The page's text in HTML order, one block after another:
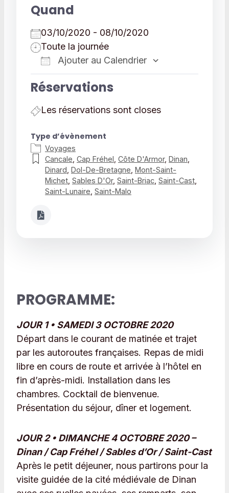
Quand
03/10/2020 - 08/10/2020
Toute la journée
Ajouter au Calendrier
Réservations
Les réservations sont closes
Type d’évènement
Voyages
Cancale Cap Fréhel Côte D'Armor, Dinan
Dinard Dol-De-Bretagne Mont-Saint-
Michet Sables D'Or, Saint-Briac Saint-Cast
Saint-Lunaire Saint-Malo
PROGRAMME:
JOUR 1 • SAMEDI 3 OCTOBRE 2020
Départ dans le courant de matinée et trajet
par les autoroutes françaises. Repas de midi
libre en cours de route et arrivée à l’hôtel en
fin d’après-midi. Installation dans les
chambres. Cocktail de bienvenue.
Présentation du séjour, dîner et logement.
JOUR 2 • DIMANCHE 4 OCTOBRE 2020 –
Dinan / Cap Fréhel / Sables d’Or / Saint-Cast
Après le petit déjeuner, nous partirons pour la
visite guidée de la cité médiévale de Dinan